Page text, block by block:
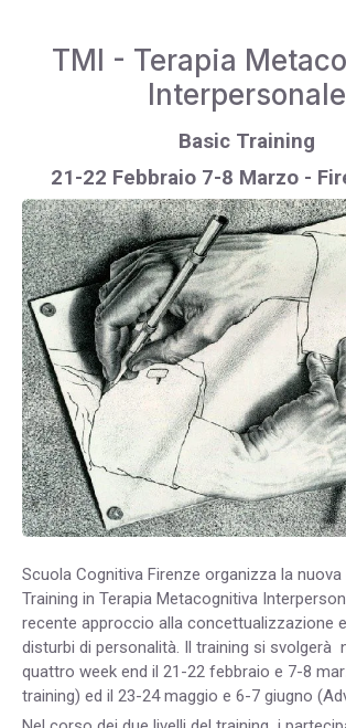
TMI - Terapia
Interpersonale
Basic Training
21-22 Febbraio 7-8 Marzo -
Scuola Cognitiva Firenze organizza la
Training in Terapia Metacognitiva
recente approccio alla concettualizzazione
disturbi di personalità. Il training si svolgerà
quattro week end il 21-22 febbraio e 7-8
training) ed il 23-24 maggio e 6-7 giugno